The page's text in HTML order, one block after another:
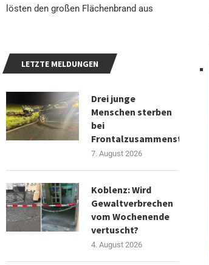
lösten den großen Flächenbrand aus
LETZTE MELDUNGEN
Drei junge
Menschen sterben
bei
Frontalzusammenstoß
7. August 2026
Koblenz: Wird
Gewaltverbrechen
vom Wochenende
vertuscht?
4. August 2026